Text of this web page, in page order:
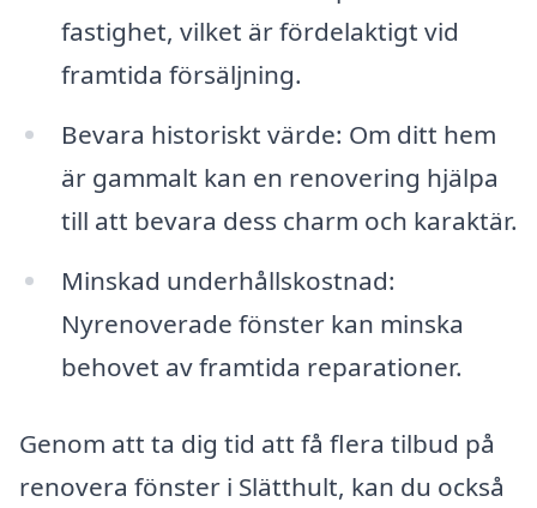
fastighet, vilket är fördelaktigt vid
framtida försäljning.
Bevara historiskt värde: Om ditt hem
är gammalt kan en renovering hjälpa
till att bevara dess charm och karaktär.
Minskad underhållskostnad:
Nyrenoverade fönster kan minska
behovet av framtida reparationer.
Genom att ta dig tid att få flera tilbud på
renovera fönster i Slätthult, kan du också